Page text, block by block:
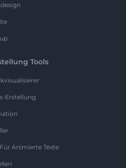
Tools
Erstellung
Animierte Texte